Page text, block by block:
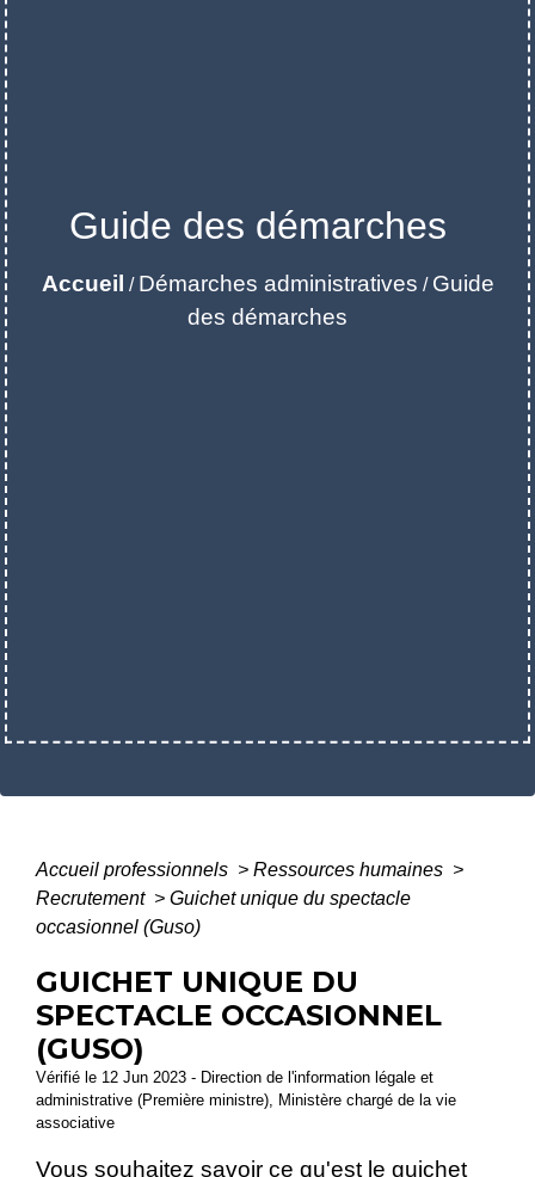
Guide des démarches
Accueil / Démarches administratives / Guide
des démarches
Accueil professionnels > Ressources humaines >
Recrutement > Guichet unique du spectacle
occasionnel (Guso)
GUICHET UNIQUE DU
SPECTACLE OCCASIONNEL
(GUSO)
Vérifié le 12 Jun 2023 - Direction de l'information légale et
administrative (Première ministre), Ministère chargé de la vie
associative
Vous souhaitez savoir ce qu'est le guichet